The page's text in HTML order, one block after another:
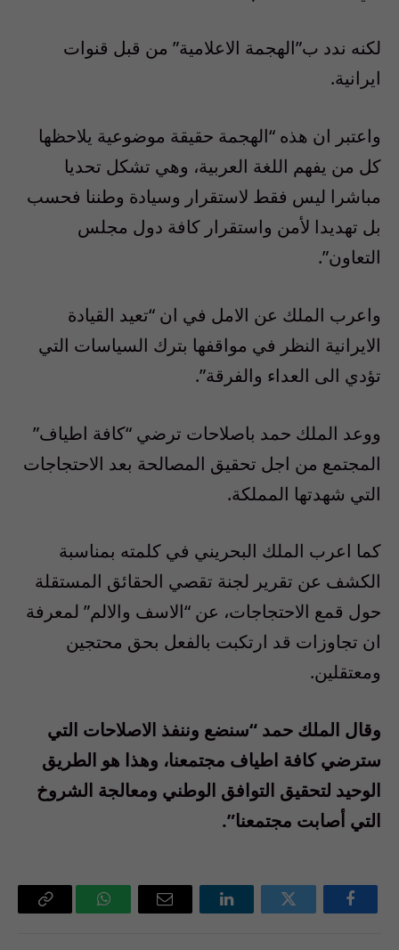
لكنه ندد ب”الهجمة الاعلامية” من قبل قنوات
ايرانية.
واعتبر ان هذه “الهجمة حقيقة موضوعية يلاحظها
كل من يفهم اللغة العربية، وهي تشكل تحديا
مباشرا ليس فقط لاستقرار وسيادة وطننا فحسب
بل تهديدا لأمن واستقرار كافة دول مجلس
التعاون”.
واعرب الملك عن الامل في ان “تعيد القيادة
الايرانية النظر في مواقفها بترك السياسات التي
تؤدي الى العداء والفرقة”.
ووعد الملك حمد باصلاحات ترضي “كافة اطياف”
المجتمع من اجل تحقيق المصالحة بعد الاحتجاجات
التي شهدتها المملكة.
كما اعرب الملك البحريني في كلمته بمناسبة
الكشف عن تقرير لجنة تقصي الحقائق المستقلة
حول قمع الاحتجاجات، عن “الاسف والالم” لمعرفة
ان تجاوزات قد ارتكبت بالفعل بحق محتجين
ومعتقلين.
وقال الملك حمد “سنضع وننفذ الاصلاحات التي
سترضي كافة اطياف مجتمعنا، وهذا هو الطريق
الوحيد لتحقيق التوافق الوطني ومعالجة الشروخ
التي أصابت مجتمعنا”.
فيسبوك تويتر لينكدإن
البريد
واتساب Copy